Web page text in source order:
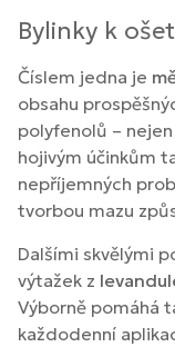
Bylinky k
Číslem jedna je
obsahu
polyfenolů –
hojivým účinkům
nepříjemných
tvorbou mazu
Dalšími skvělými
výtažek z
Výborně pomáhá
každodenní